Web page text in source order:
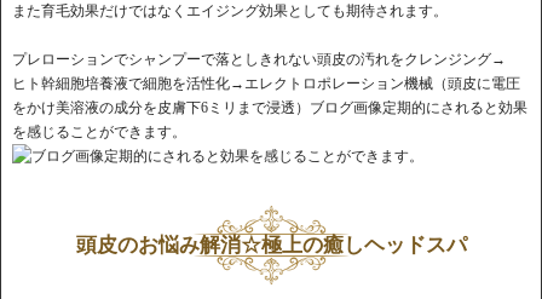
また育毛効果だけではなくエイジング効果としても期待されます。
プレローションでシャンプーで落としきれない頭皮の汚れをクレンジング→
ヒト幹細胞培養液で細胞を活性化→エレクトロポレーション機械（頭皮に電圧
をかけ美溶液の成分を皮膚下6ミリまで浸透）ブログ画像定期的にされると効果
を感じることができます。
定期的にされると効果を感じることができます。
頭皮のお悩み解消☆極上の癒しヘッドスパ